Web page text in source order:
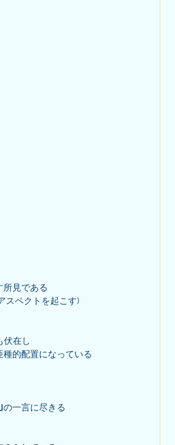
所見である
スペクトを起こす)
伏在し
的配置になっている
の一言に尽きる